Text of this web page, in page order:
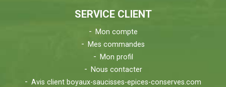
SERVICE CLIENT
Mon compte
Mes commandes
Mon profil
Nous contacter
Avis client boyaux-saucisses-epices-conserves.com